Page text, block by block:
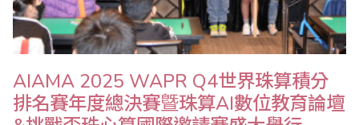
AIAMA 2025 WAPR Q4世界珠算積分
排名賽年度總決賽曁珠算AI數位教育論壇